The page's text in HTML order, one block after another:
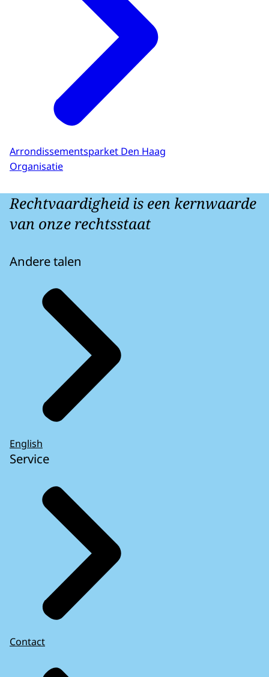
Arrondissementsparket Den Haag
Organisatie
Rechtvaardigheid is een kernwaarde
van onze rechtsstaat
Andere talen
English
Service
Contact